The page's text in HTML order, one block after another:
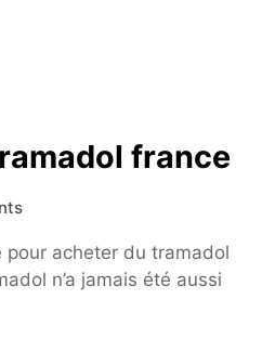
france
acheter du tramadol
n’a jamais été aussi